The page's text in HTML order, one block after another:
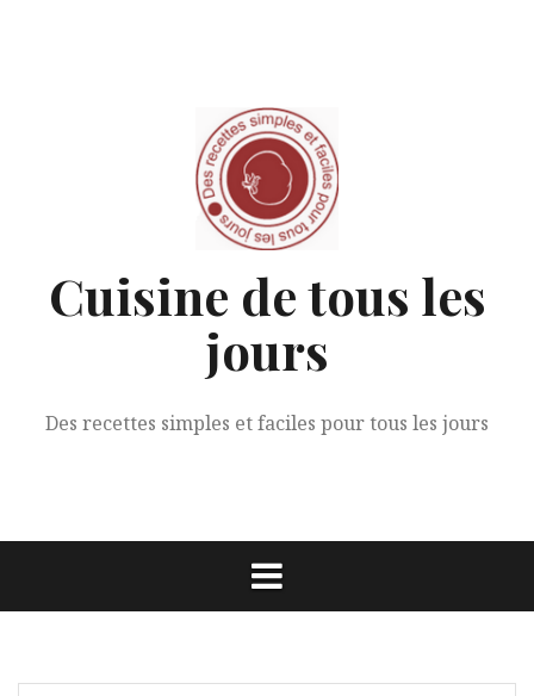
Cuisine de tous les
jours
Des recettes simples et faciles pour tous les jours